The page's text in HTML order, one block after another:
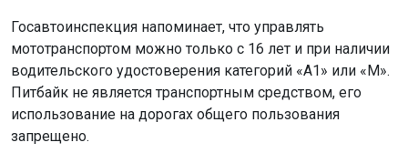
Общество 6 августа 2026 - 20:29
Неадекватный новосибирец
раскидал мусор на дороге к пляжу
На одном из пляжей Новосибирска мужчина начал